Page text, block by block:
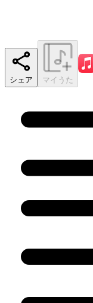
シェア マイうた